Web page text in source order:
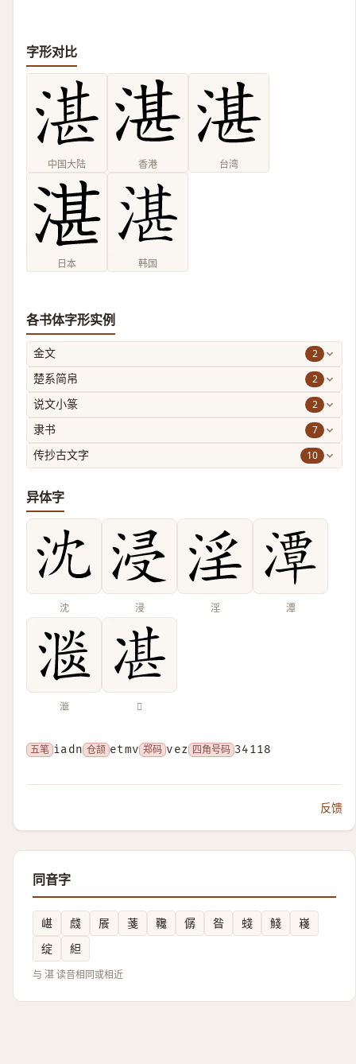
字形对比
中国大陆 香港 台湾
日本 韩国
各书体字形实例
金文 2
楚系简帛 2
说文小篆 2
隶书 7
传抄古文字 10
异体字
沈 浸 淫 潭
㴴 𠗮
五笔 iadn 仓颉 etmv 郑码 vez 四角号码 34118
反馈
同音字
嵁 虥 䬤 菚 䪌 僝 昝 䗃 䱠
嶘
绽
䋎
与 湛 读音相同或相近